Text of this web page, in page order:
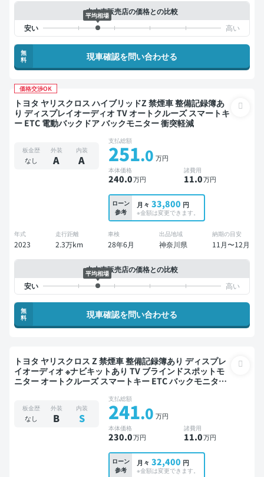
中古車販売店の価格との比較
平均相場
無
料
現車確認を問い合わせる
価格交渉OK
トヨタ ヤリスクロス ハイブリッドZ 禁煙車 整備記録簿あ
り ディスプレイオーディオ TV オートクルーズ スマートキ
ー ETC 電動バックドア バックモニター 衝突軽減
板金歴
なし
外装
A
内装
A
支払総額
251.0 万円
本体価格
240.0万円
諸費用
11.0万円
ローン
参考
月々 33,800 円
※金額は変更できます。
年式
2023
走行距離
2.3万km
車検
28年6月
出品地域
神奈川県
納期の目安
11月〜12月
中古車販売店の価格との比較
平均相場
無
料
現車確認を問い合わせる
トヨタ ヤリスクロス Z 禁煙車 整備記録簿あり ディスプレ
イオーディオ ※ナビキットあり TV ブラインドスポットモ
ニター オートクルーズ スマートキー ETC バックモニター
板金歴
なし
外装
B
内装
S
支払総額
241.0 万円
本体価格
230.0万円
諸費用
11.0万円
ローン
参考
月々 32,400 円
※金額は変更できます。